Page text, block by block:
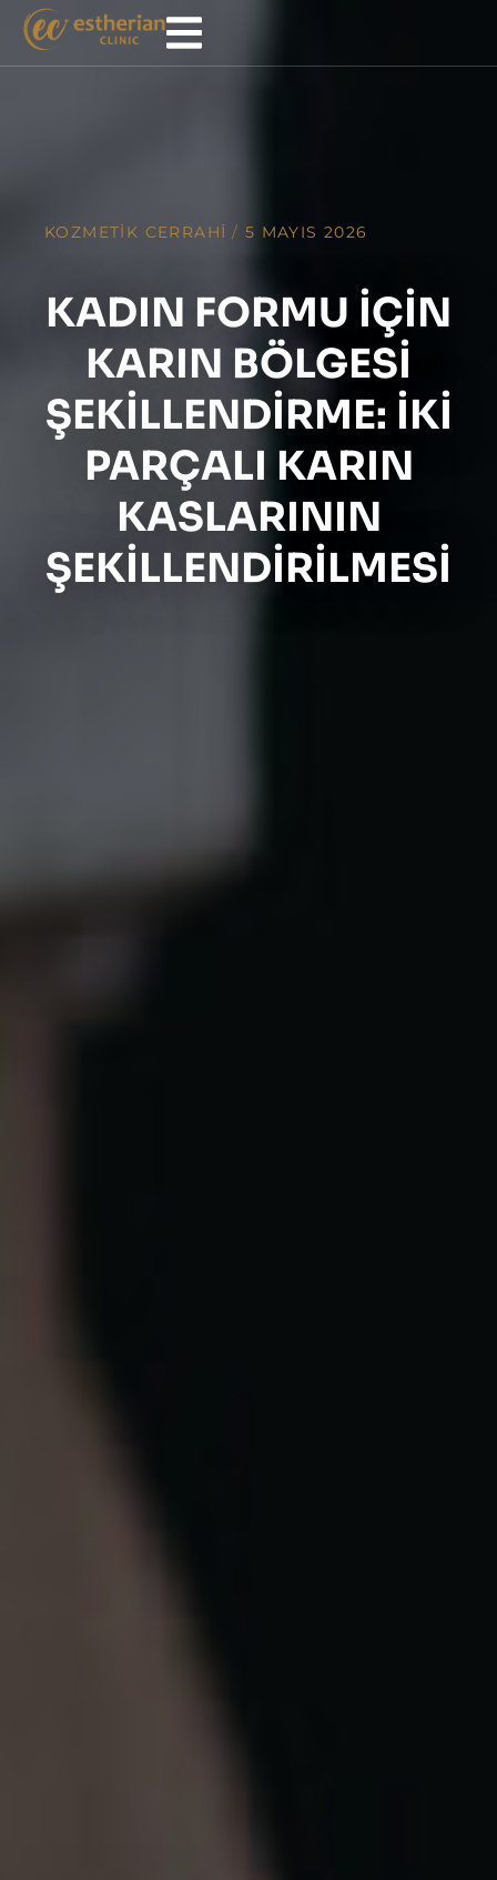
KOZMETIK CERRAHI / 5 MAYIS 2026
KADIN FORMU IÇIN
KARIN BÖLGESI
ŞEKILLENDIRME: İKI
PARÇALI KARIN
KASLARININ
ŞEKILLENDIRILMESI